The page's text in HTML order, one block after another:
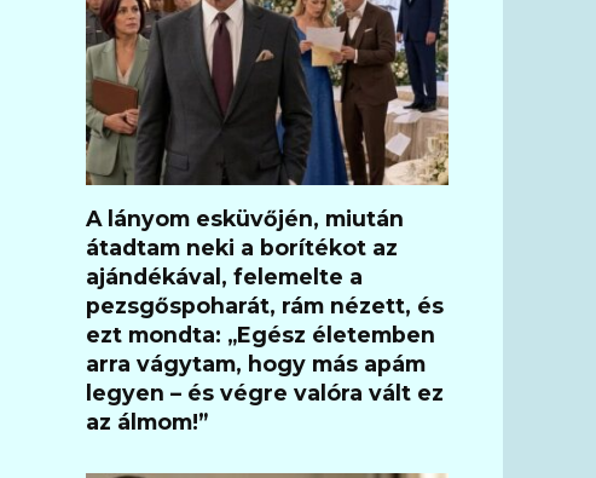
A lányom esküvőjén, miután
átadtam neki a borítékot az
ajándékával, felemelte a
pezsgőspoharát, rám nézett, és
ezt mondta: „Egész életemben
arra vágytam, hogy más apám
legyen – és végre valóra vált ez
az álmom!”